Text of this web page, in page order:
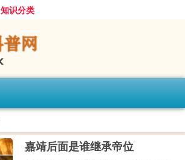
知识分类
嘉靖后面是谁继承帝位